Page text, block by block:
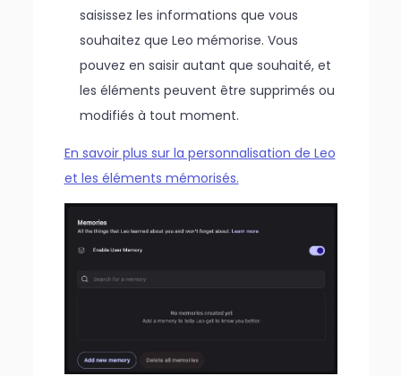
saisissez les informations que vous
souhaitez que Leo mémorise. Vous
pouvez en saisir autant que souhaité, et
les éléments peuvent être supprimés ou
modifiés à tout moment.
En savoir plus sur la personnalisation de Leo
et les éléments mémorisés.